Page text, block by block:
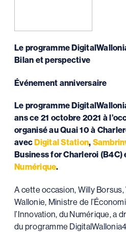
Le programme
Bilan et perspective
Événement anniversaire
Le programme
ans ce 21 octobre 2021 à
organisé au Quai 10 à
avecDigital Station,
Business for Charleroi (B4C)
Numérique.
A cette occasion, Willy
Wallonie, Ministre de
l’Innovation, du Numérique, a
du programme